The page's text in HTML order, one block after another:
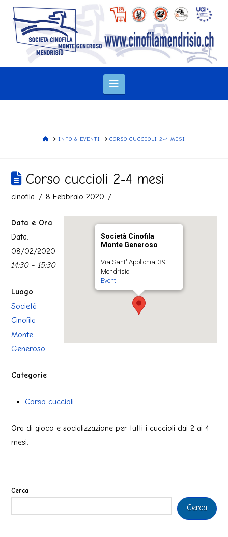
Navigation
HOMEINFO & EVENTI CORSO CUCCIOLI 2-4 MESI
Corso cuccioli 2-4 mesi
cinofila 8 Febbraio 2020
Società Cinofila
Monte Generoso
Via Sant' Apollonia, 39 -
Mendrisio
Eventi
Data e Ora
Data:
08/02/2020
14:30 - 15:30
Luogo
Società
Cinofila
Monte
Generoso
Categorie
Corso cuccioli
Ora di gioco e socializzazione per tutti i cuccioli dai 2 ai 4
mesi.
Cerca
Cerca